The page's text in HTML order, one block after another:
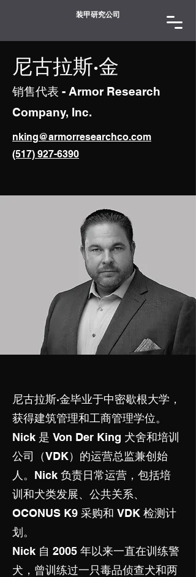
装甲研究公司
尼古拉斯·金
销售代表 - Armor Research
Company, Inc.
nking@armorresearchco.com
(517) 927-6390
尼古拉斯·金毕业于中密歇根大学，
获得建筑管理和工商管理学位。
Nick 是 Von Der King 犬舍和培训
公司（VDK）的运营总监兼创始
人。Nick 负责日常运营，包括培
训和犬类发展、公共关系、
OCONUS K9 采购和 VDK 检测计
划。
Nick 自 2005 年以来一直在训练警
犬，曾训练过一只毒品侦查犬和两